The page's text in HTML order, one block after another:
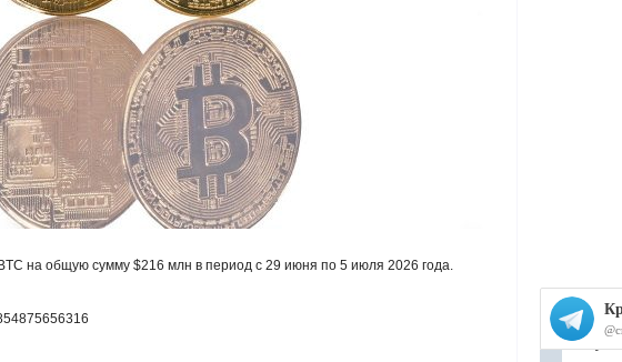
на общую сумму $216 млн в период с 29 июня по 5 июля 2026 года.